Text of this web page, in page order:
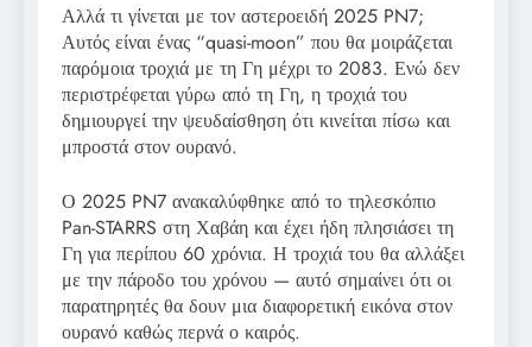
Αλλά τι γίνεται με τον αστεροειδή 2025 PN7;
Αυτός είναι ένας “quasi-moon” που θα μοιράζεται
παρόμοια τροχιά με τη Γη μέχρι το 2083. Ενώ δεν
περιστρέφεται γύρω από τη Γη, η τροχιά του
δημιουργεί την ψευδαίσθηση ότι κινείται πίσω και
μπροστά στον ουρανό.
Ο 2025 PN7 ανακαλύφθηκε από το τηλεσκόπιο
Pan-STARRS στη Χαβάη και έχει ήδη πλησιάσει τη
Γη για περίπου 60 χρόνια. Η τροχιά του θα αλλάξει
με την πάροδο του χρόνου — αυτό σημαίνει ότι οι
παρατηρητές θα δουν μια διαφορετική εικόνα στον
ουρανό καθώς περνά ο καιρός.